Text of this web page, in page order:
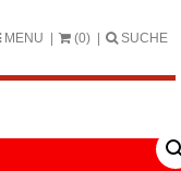
MENU (0) SUCHE